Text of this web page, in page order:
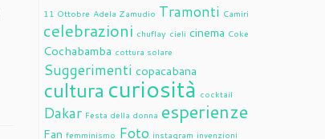
11 Ottobre Adela Zamudio Tramonti Camiri
celebrazioni chuflay cieli cinema Coke
Cochabamba cottura solare
Suggerimenti copacabana
cultura curiosità cocktail
Dakar Festa della donna esperienze
Fan femminismo Foto instagram invenzioni